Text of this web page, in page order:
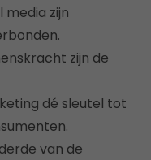
zijn
zijn de
dé sleutel tot
van de